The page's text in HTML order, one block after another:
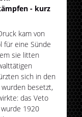
- kurz
kam von
für eine Sünde
sie litten
sich in den
besetzt,
das Veto
1920